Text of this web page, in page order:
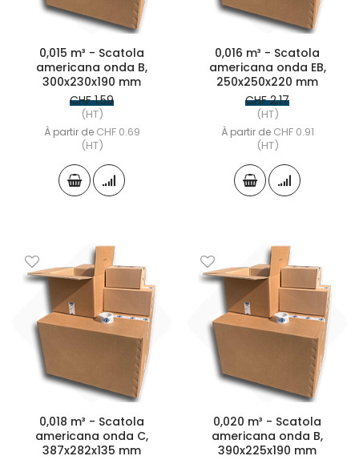
0,015 m³ - Scatola
americana onda B,
300x230x190 mm
CHF 1.59
(HT)
À partir de CHF 0.69
(HT)
0,016 m³ - Scatola
americana onda EB,
250x250x220 mm
CHF 2.17
(HT)
À partir de CHF 0.91
(HT)
0,018 m³ - Scatola
americana onda C,
387x282x135 mm
0,020 m³ - Scatola
americana onda B,
390x225x190 mm